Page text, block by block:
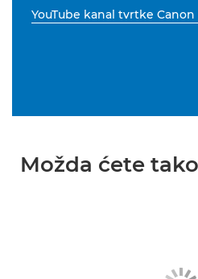
YouTube kanal tvrtke Canon
Možda ćete